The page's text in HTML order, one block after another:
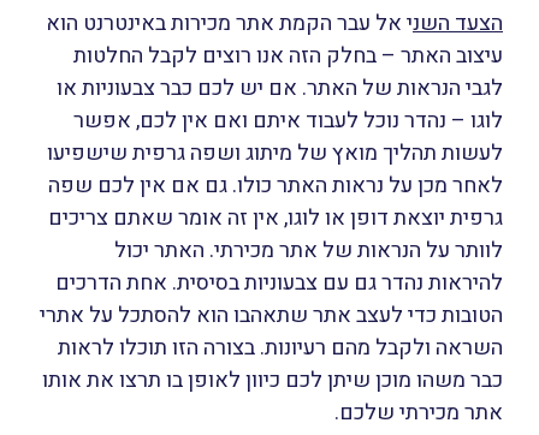
הצעד השניאל עבר הקמת אתר מכירות באינטרנט הוא
עיצוב האתר – בחלק הזה אנו רוצים לקבל החלטות
לגבי הנראות של האתר. אם יש לכם כבר צבעוניות או
לוגו – נהדר נוכל לעבוד איתם ואם אין לכם, אפשר
לעשות תהליך מואץ של מיתוג ושפה גרפית שישפיעו
לאחר מכן על נראות האתר כולו. גם אם אין לכם שפה
גרפית יוצאת דופן או לוגו, אין זה אומר שאתם צריכים
לוותר על הנראות של אתר מכירתי. האתר יכול
להיראות נהדר גם עם צבעוניות בסיסית. אחת הדרכים
הטובות כדי לעצב אתר שתאהבו הוא להסתכל על אתרי
השראה ולקבל מהם רעיונות. בצורה הזו תוכלו לראות
כבר משהו מוכן שיתן לכם כיוון לאופן בו תרצו את אותו
אתר מכירתי שלכם.